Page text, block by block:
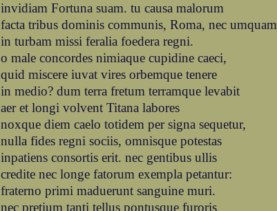
invidiam Fortuna suam. tu causa malorum
facta tribus dominis communis, Roma, nec umquam
in turbam missi feralia foedera regni.
o male concordes nimiaque cupidine caeci,
quid miscere iuvat vires orbemque tenere
in medio? dum terra fretum terramque levabit
aer et longi volvent Titana labores
noxque diem caelo totidem per signa sequetur,
nulla fides regni sociis, omnisque potestas
inpatiens consortis erit. nec gentibus ullis
credite nec longe fatorum exempla petantur:
fraterno primi maduerunt sanguine muri.
nec pretium tanti tellus pontusque furoris